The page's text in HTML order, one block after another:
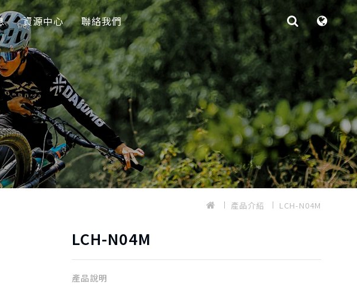
資源中心 聯絡我們
產品介紹 LCH-N04M
LCH-N04M
產品說明